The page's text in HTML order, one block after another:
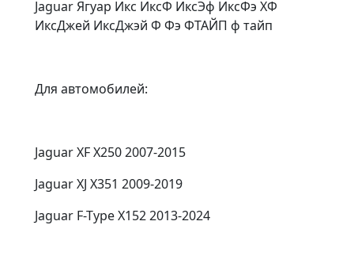
Jaguar Ягуар Икс ИксФ ИксЭф ИксФэ ХФ
ИксДжей ИксДжэй Ф Фэ ФТАЙП ф тайп
Для автомобилей:
Jaguar XF X250 2007-2015
Jaguar XJ X351 2009-2019
Jaguar F-Type X152 2013-2024